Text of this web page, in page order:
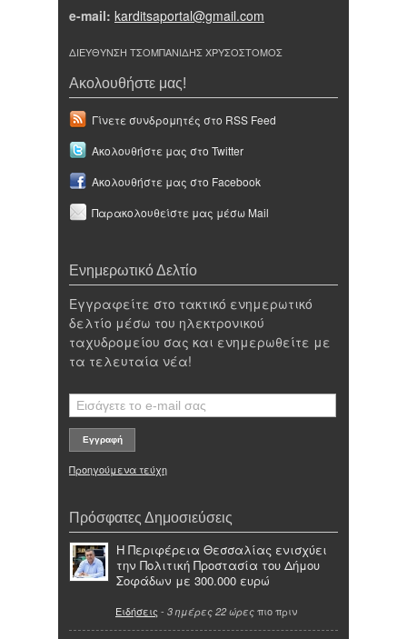
e-mail: karditsaportal@gmail.com
ΔΙΕΥΘΥΝΣΗ ΤΣΟΜΠΑΝΙΔΗΣ ΧΡΥΣΟΣΤΟΜΟΣ
Ακολουθήστε μας!
Γίνετε συνδρομητές στο RSS Feed
Ακολουθήστε μας στο Twitter
Ακολουθήστε μας στο Facebook
Παρακολουθείστε μας μέσω Mail
Ενημερωτικό Δελτίο
Εγγραφείτε στο τακτικό ενημερωτικό
δελτίο μέσω του ηλεκτρονικού
ταχυδρομείου σας και ενημερωθείτε με
τα τελευταία νέα!
Προηγούμενα τεύχη
Πρόσφατες Δημοσιεύσεις
Η Περιφέρεια Θεσσαλίας ενισχύει
την Πολιτική Προστασία του Δήμου
Σοφάδων με 300.000 ευρώ
Ειδήσεις - 3 ημέρες 22 ώρες πιο πριν